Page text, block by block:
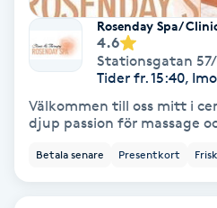
Gel naglar
Gelenaglar
Gellack
Rosenday Spa/
4.6
Stationsgatan 57/
Tider fr. 15:40,
Välkommen till oss mitt i
djup passion för massage
Betala senare Presentkort